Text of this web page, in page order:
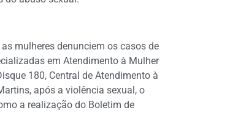
mulheres denunciem os casos de
em Atendimento à Mulher
180, Central de Atendimento à
após a violência sexual, o
a realização do Boletim de